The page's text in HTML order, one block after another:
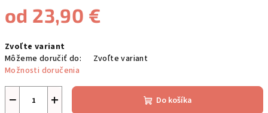
od 23,90 €
cena:
Zvoľte variant
Môžeme doručiť do:
Zvoľte variant
Možnosti doručenia
+
− Do košíka